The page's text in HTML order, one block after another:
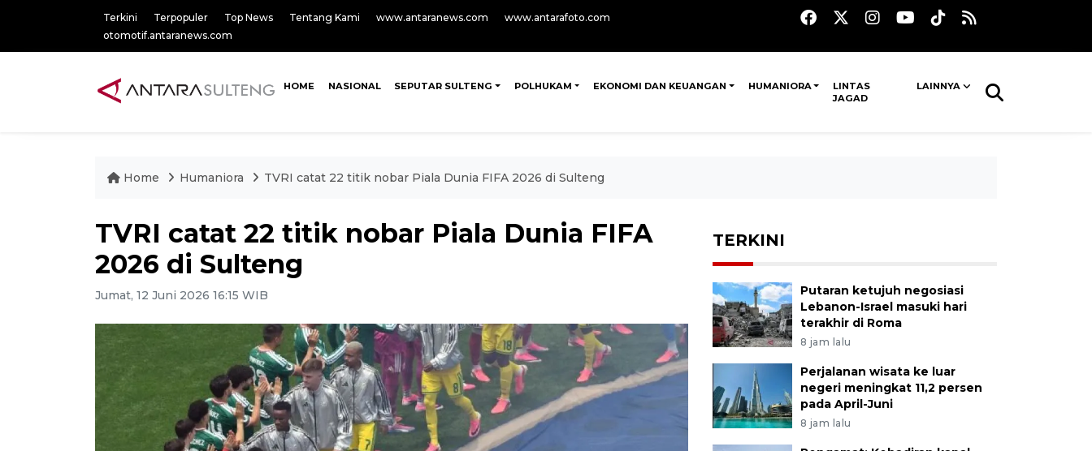
Terkini Terpopuler Top News Tentang Kami www.antaranews.com
www.antarafoto.com
otomotif.antaranews.com
HOME NASIONAL SEPUTAR SULTENG POLHUKAM EKONOMI DAN KEUANGAN HUMANIORA
LINTAS
JAGAD
LAINNYA
Home Humaniora TVRI catat 22 titik nobar Piala Dunia FIFA 2026 di Sulteng
TVRI catat 22 titik nobar Piala Dunia FIFA
2026 di Sulteng
Jumat, 12 Juni 2026 16:15 WIB
TERKINI
Putaran ketujuh negosiasi
Lebanon-Israel masuki hari
terakhir di Roma
8 jam lalu
Perjalanan wisata ke luar
negeri meningkat 11,2 persen
pada April-Juni
8 jam lalu